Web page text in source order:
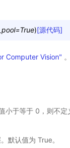
=True)[源代码]
Computer Vision" 。
于等于 0，则不定
默认值为 True。